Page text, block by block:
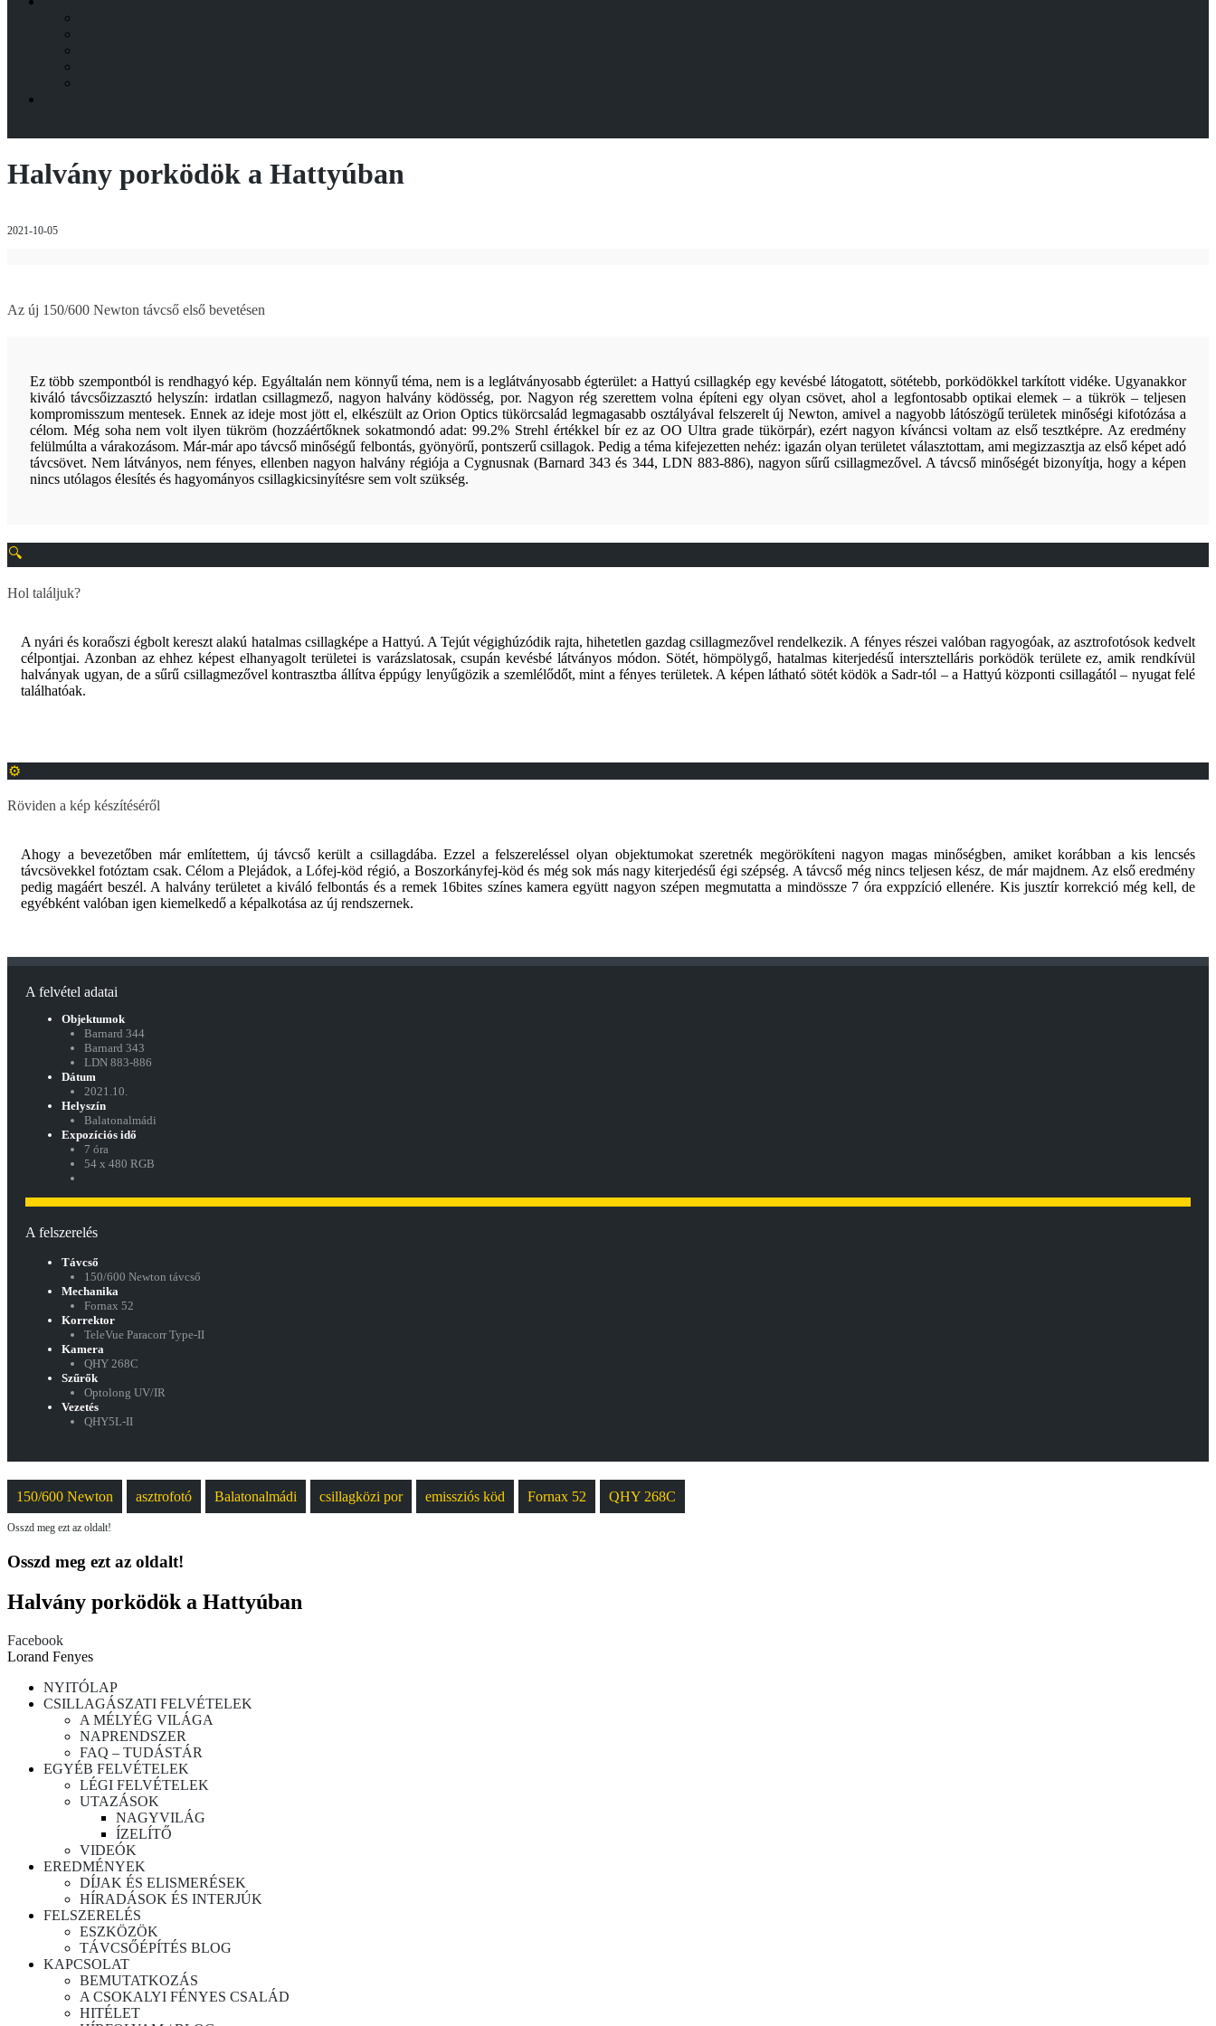
Halvány porködök a Hattyúban
2021-10-05
Az új 150/600 Newton távcső első bevetésen
Ez több szempontból is rendhagyó kép. Egyáltalán nem könnyű téma, nem is a leglátványosabb égterület: a Hattyú csillagkép egy kevésbé látogatott, sötétebb, porködökkel tarkított vidéke. Ugyanakkor
kiváló távcsőizzasztó helyszín: irdatlan csillagmező, nagyon halvány ködösség, por. Nagyon rég szerettem volna építeni egy olyan csövet, ahol a legfontosabb optikai elemek – a tükrök – teljesen
kompromisszum mentesek. Ennek az ideje most jött el, elkészült az Orion Optics tükörcsalád legmagasabb osztályával felszerelt új Newton, amivel a nagyobb látószögű területek minőségi kifotózása a
célom. Még soha nem volt ilyen tükröm (hozzáértőknek sokatmondó adat: 99.2% Strehl értékkel bír ez az OO Ultra grade tükörpár), ezért nagyon kíváncsi voltam az első tesztképre. Az eredmény
felülmúlta a várakozásom. Már-már apo távcső minőségű felbontás, gyönyörű, pontszerű csillagok. Pedig a téma kifejezetten nehéz: igazán olyan területet választottam, ami megizzasztja az első képet adó
távcsövet. Nem látványos, nem fényes, ellenben nagyon halvány régiója a Cygnusnak (Barnard 343 és 344, LDN 883-886), nagyon sűrű csillagmezővel. A távcső minőségét bizonyítja, hogy a képen
nincs utólagos élesítés és hagyományos csillagkicsinyítésre sem volt szükség.
Hol találjuk?
A nyári és koraőszi égbolt kereszt alakú hatalmas csillagképe a Hattyú. A Tejút végighúzódik rajta, hihetetlen gazdag csillagmezővel rendelkezik. A fényes részei valóban ragyogóak, az asztrofotósok kedvelt
célpontjai. Azonban az ehhez képest elhanyagolt területei is varázslatosak, csupán kevésbé látványos módon. Sötét, hömpölygő, hatalmas kiterjedésű intersztelláris porködök területe ez, amik rendkívül
halványak ugyan, de a sűrű csillagmezővel kontrasztba állítva éppúgy lenyűgözik a szemlélődőt, mint a fényes területek. A képen látható sötét ködök a Sadr-tól – a Hattyú központi csillagától – nyugat felé
találhatóak.
Röviden a kép készítéséről
Ahogy a bevezetőben már említettem, új távcső került a csillagdába. Ezzel a felszereléssel olyan objektumokat szeretnék megörökíteni nagyon magas minőségben, amiket korábban a kis lencsés
távcsövekkel fotóztam csak. Célom a Plejádok, a Lófej-köd régió, a Boszorkányfej-köd és még sok más nagy kiterjedésű égi szépség. A távcső még nincs teljesen kész, de már majdnem. Az első eredmény
pedig magáért beszél. A halvány területet a kiváló felbontás és a remek 16bites színes kamera együtt nagyon szépen megmutatta a mindössze 7 óra exppzíció ellenére. Kis jusztír korrekció még kell, de
egyébként valóban igen kiemelkedő a képalkotása az új rendszernek.
A felvétel adatai
Objektumok
Barnard 344
Barnard 343
LDN 883-886
Dátum
2021.10.
Helyszín
Balatonalmádi
Expozíciós idő
7 óra
54 x 480 RGB
A felszerelés
Távcső
150/600 Newton távcső
Mechanika
Fornax 52
Korrektor
TeleVue Paracorr Type-II
Kamera
QHY 268C
Szűrők
Optolong UV/IR
Vezetés
QHY5L-II
150/600 Newton asztrofotó Balatonalmádi csillagközi por emissziós köd Fornax 52 QHY 268C
Osszd meg ezt az oldalt!
Osszd meg ezt az oldalt!
Halvány porködök a Hattyúban
Facebook
Lorand Fenyes
NYITÓLAP
CSILLAGÁSZATI FELVÉTELEK
A MÉLYÉG VILÁGA
NAPRENDSZER
FAQ – TUDÁSTÁR
EGYÉB FELVÉTELEK
LÉGI FELVÉTELEK
UTAZÁSOK
NAGYVILÁG
ÍZELÍTŐ
VIDEÓK
EREDMÉNYEK
DÍJAK ÉS ELISMERÉSEK
HÍRADÁSOK ÉS INTERJÚK
FELSZERELÉS
ESZKÖZÖK
TÁVCSŐÉPÍTÉS BLOG
KAPCSOLAT
BEMUTATKOZÁS
A CSOKALYI FÉNYES CSALÁD
HITÉLET